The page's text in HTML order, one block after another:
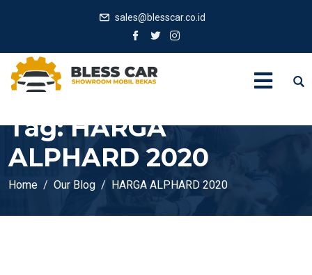
sales@blesscar.co.id
Tag:HARGA
ALPHARD 2020
Home Our Blog HARGA ALPHARD 2020